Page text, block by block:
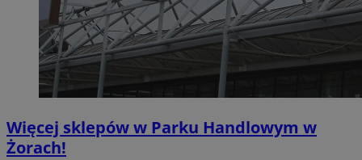
Więcej sklepów w Parku Handlowym w
Żorach!